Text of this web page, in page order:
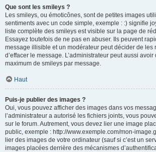
Que sont les smileys ?
Les smileys, ou émoticônes, sont de petites images
sentiments avec un code simple, exemple : :) signifie
liste complète des smileys est visible sur la page de
Essayez toutefois de ne pas en abuser. Ils peuvent
message illisible et un modérateur peut décider de les
d’effacer le message. L’administrateur peut aussi
maximum de smileys par message.
Haut
Puis-je publier des images ?
Oui, vous pouvez afficher des images dans vos
l’administrateur a autorisé les fichiers joints, vous
sur le forum. Autrement, vous devez lier une image
public, exemple : http://www.exemple.com/mon-
lier des images de votre ordinateur (sauf si c’est un
images placées derrière des mécanismes